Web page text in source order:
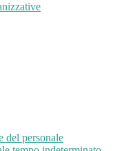
del personale